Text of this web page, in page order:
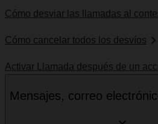
Cómo desviar las llamadas al
Cómo cancelar todos los desvíos
Activar Llamada después de un
Mensajes, correo